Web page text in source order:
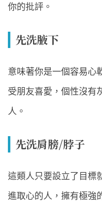
你的批評。
先洗腋下
意味著你是一個容易心
受朋友喜愛，個性沒有
人。
先洗肩膀/脖子
這類人只要設立了目標
進取心的人，擁有極強